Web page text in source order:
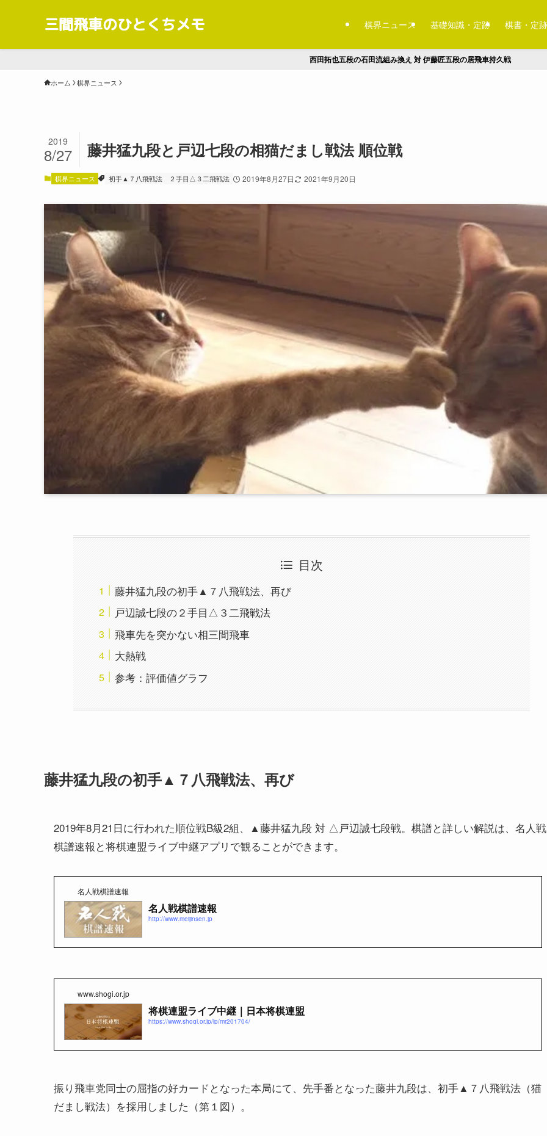
三間飛車のひとくちメモ 棋界ニュース 基礎知識・定跡 棋書・定
西田拓也五段の石田流組み換え 対 伊藤匠五段の居飛車持久戦
ホーム 棋界ニュース
藤井猛九段と戸辺七段の相猫だまし戦法 順位戦
2019
8/27
棋界ニュース 初手▲７八飛戦法 ２手目△３二飛戦法 2019年8月27日 2021年9月20日
目次
藤井猛九段の初手▲７八飛戦法、再び
戸辺誠七段の２手目△３二飛戦法
飛車先を突かない相三間飛車
大熱戦
参考：評価値グラフ
藤井猛九段の初手▲７八飛戦法、再び
2019年8月21日に行われた順位戦B級2組、▲藤井猛九段 対 △戸辺誠七段戦。棋譜と詳しい解説は、名人戦
棋譜速報と将棋連盟ライブ中継アプリで観ることができます。
名人戦棋譜速報
名人戦棋譜速報
http://www.meijinsen.jp
www.shogi.or.jp
将棋連盟ライブ中継｜日本将棋連盟
https://www.shogi.or.jp/lp/mr201704/
振り飛車党同士の屈指の好カードとなった本局にて、先手番となった藤井九段は、初手▲７八飛戦法（猫
だまし戦法）を採用しました（第１図）。